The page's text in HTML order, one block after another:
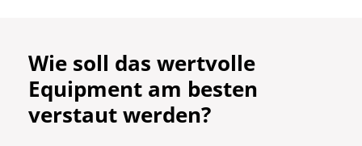
Wie soll das wertvolle
Equipment am besten
verstaut werden?